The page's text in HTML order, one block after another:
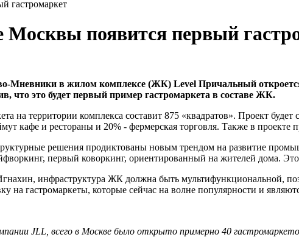
гастромаркет
Москвы появится первый
Мневники в жилом комплексе (ЖК) Level Причальный
что это будет первый пример гастромаркета в составе ЖК.
на территории комплекса составит 875 «квадратов». Проект
кафе и рестораны и 20% - фермерская торговля. Также в проекте
решения продиктованы новым трендом на развитие
первый коворкинг, ориентированный на жителей дома.
инфраструктура ЖК должна быть мультифункциональной,
на гастромаркеты, которые сейчас на волне популярности и
JLL, всего в Москве было открыто примерно 40